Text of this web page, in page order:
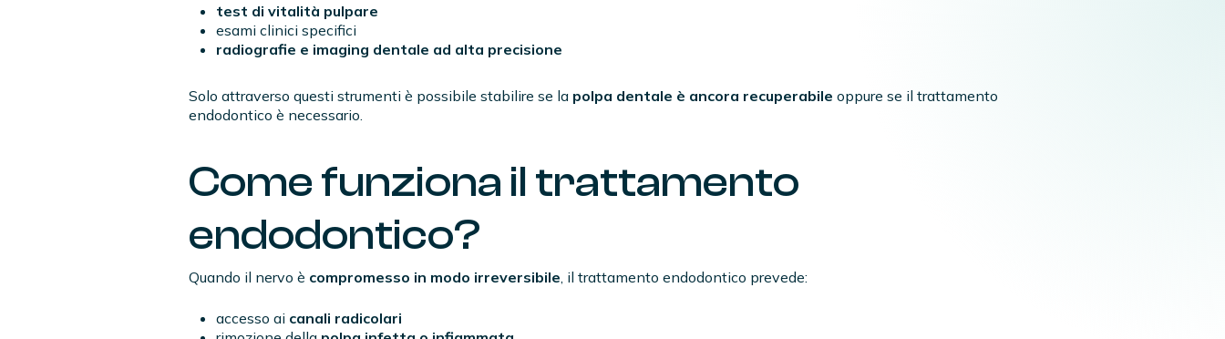
test di vitalità pulpare
esami clinici specifici
radiografie e imaging dentale ad alta precisione
Solo attraverso questi strumenti è possibile stabilire se la polpa dentale è ancora recuperabile oppure se il trattamento
endodontico è necessario.
Come funziona il trattamento
endodontico?
Quando il nervo è compromesso in modo irreversibile , il trattamento endodontico prevede:
accesso ai canali radicolari